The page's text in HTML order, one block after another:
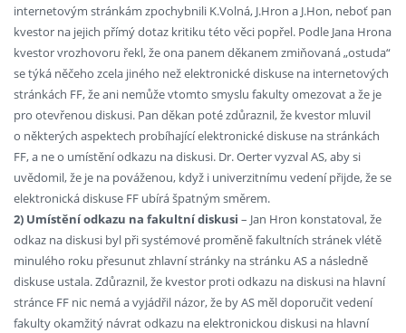
internetovým stránkám zpochybnili K.Volná, J.Hron a J.Hon, neboť pan
kvestor na jejich přímý dotaz kritiku této věci popřel. Podle Jana Hrona
kvestor vrozhovoru řekl, že ona panem děkanem zmiňovaná „ostuda“
se týká něčeho zcela jiného než elektronické diskuse na internetových
stránkách FF, že ani nemůže vtomto smyslu fakulty omezovat a že je
pro otevřenou diskusi. Pan děkan poté zdůraznil, že kvestor mluvil
o některých aspektech probíhající elektronické diskuse na stránkách
FF, a ne o umístění odkazu na diskusi. Dr. Oerter vyzval AS, aby si
uvědomil, že je na pováženou, když i univerzitnímu vedení přijde, že se
elektronická diskuse FF ubírá špatným směrem.
2) Umístění odkazu na fakultní diskusi – Jan Hron konstatoval, že
odkaz na diskusi byl při systémové proměně fakultních stránek vlétě
minulého roku přesunut zhlavní stránky na stránku AS a následně
diskuse ustala. Zdůraznil, že kvestor proti odkazu na diskusi na hlavní
stránce FF nic nemá a vyjádřil názor, že by AS měl doporučit vedení
fakulty okamžitý návrat odkazu na elektronickou diskusi na hlavní